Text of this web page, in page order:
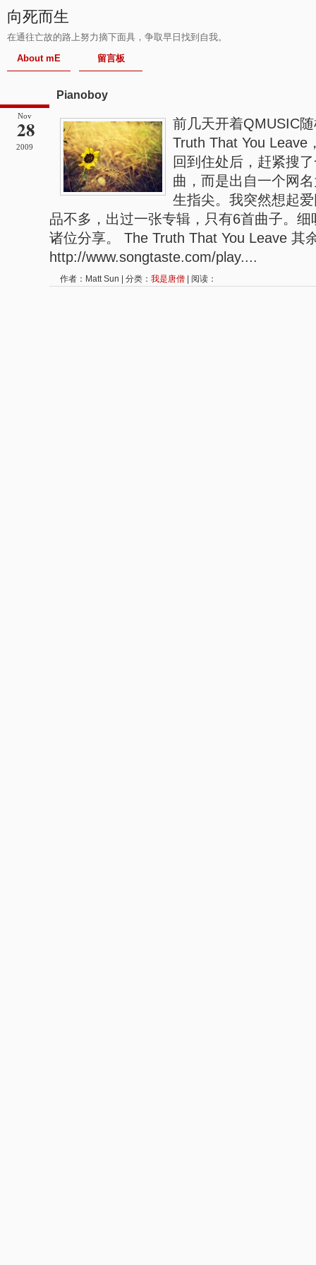
向死而生
在通往亡故的路上努力摘下面具，争取早日找到自我。
About mE
留言板
Nov
28
2009
Pianoboy
前几天开着QMUSIC
Truth That You Leave
回到住处后，赶紧搜
曲，而是出自一个网
生指尖。我突然想起
品不多，出过一张专辑，只有6首曲子。
诸位分享。 The Truth That You Leave 其
http://www.songtaste.com/play....
作者：Matt Sun | 分类： 我是唐僧 | 阅读：